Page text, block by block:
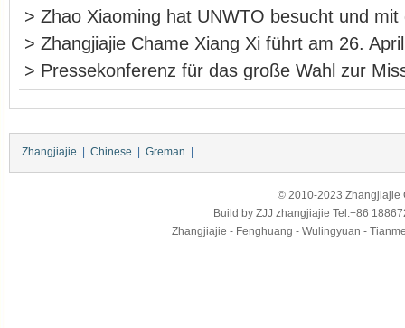
> Zhao Xiaoming hat UNWTO besucht und mit
> Zhangjiajie Chame Xiang Xi führt am 26.
> Pressekonferenz für das große Wahl zur
Zhangjiajie Chinese Greman
© 2010-2023 Zhangjiajie
Build by ZJJ zhangjiajie Tel:+86
Zhangjiajie - Fenghuang - Wulingyuan -